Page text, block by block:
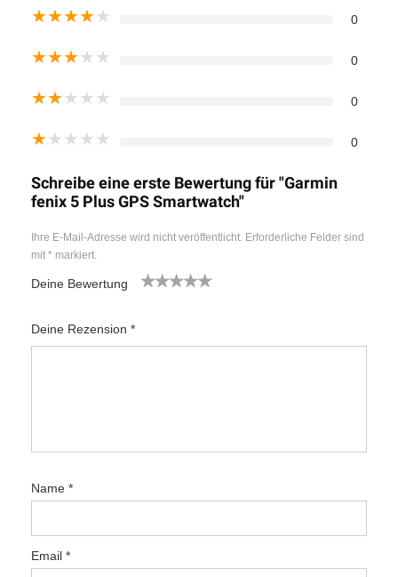
★★★★★ 0
★★★★★ 0
★★★★★ 0
★★★★★ 0
Schreibe eine erste Bewertung für "Garmin
fenix 5 Plus GPS Smartwatch"
Ihre E-Mail-Adresse wird nicht veröffentlicht. Erforderliche Felder sind
mit * markiert.
Deine Bewertung
Deine Rezension *
Name *
Email *